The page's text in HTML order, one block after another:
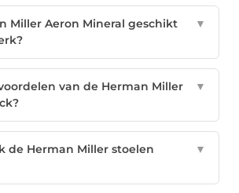
Miller Aeron Mineral geschikt
▼
van de Herman Miller
▼
de Herman Miller stoelen
▼